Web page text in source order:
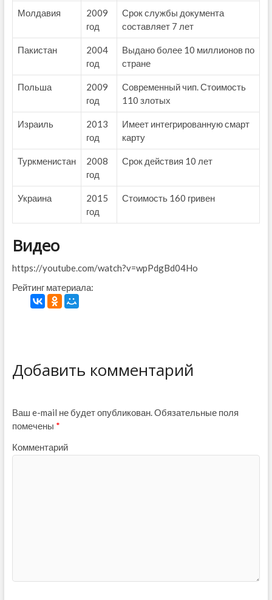
Молдавия
2009
год
Срок службы документа
составляет 7 лет
Пакистан
2004
год
Выдано более 10 миллионов по
стране
Польша
2009
год
Современный чип. Стоимость
110 злотых
Израиль
2013
год
Имеет интегрированную смарт
карту
Туркменистан
2008
год
Срок действия 10 лет
Украина
2015
год
Стоимость 160 гривен
Видео
https://youtube.com/watch?v=wpPdgBd04Ho
Рейтинг материала:
Добавить комментарий
Ваш e-mail не будет опубликован. Обязательные поля
помечены *
Комментарий